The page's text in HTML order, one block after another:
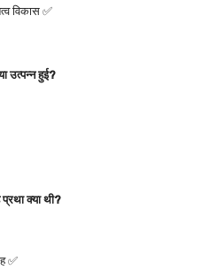
विकास ✅
उत्पन्न हुई?
क्या थी?
✅